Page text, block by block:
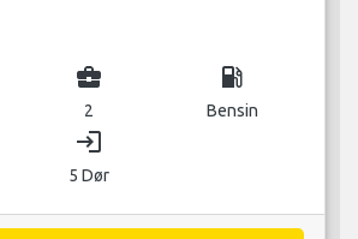
business_center
2
local_gas_station
Bensin
login
5 Dør